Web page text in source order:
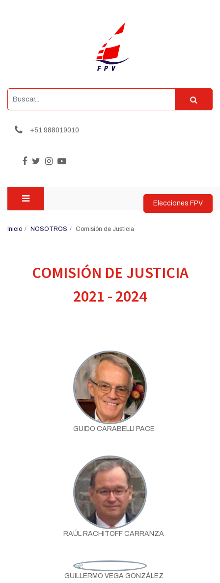
+51 988019010
Elecciones FPV
Inicio NOSOTROS Comisión de Justicia
COMISIÓN DE JUSTICIA
2021 - 2024
GUIDO CARABELLI PACE
RAÚL RACHITOFF CARRANZA
GUILLERMO VEGA GONZÁLEZ